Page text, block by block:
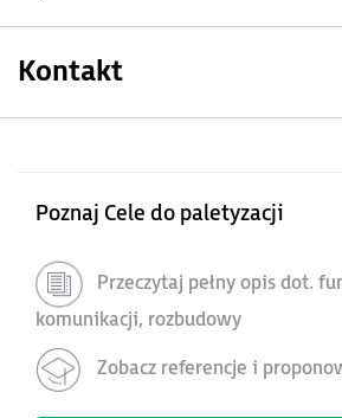
Kontakt
Poznaj Cele do paletyzacji
Przeczytaj pełny opis dot.
komunikacji, rozbudowy
Zobacz referencje i